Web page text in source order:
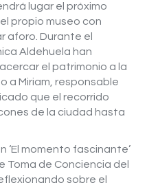
lugar el próximo
propio museo con
aforo. Durante el
Aldehuela han
el patrimonio a la
a Miriam, responsable
que el recorrido
de la ciudad hasta
‘El momento fascinante’
Toma de Conciencia del
sobre el